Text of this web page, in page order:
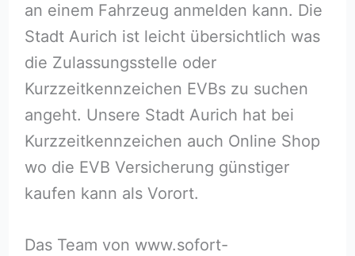
an einem Fahrzeug anmelden kann. Die
Stadt Aurich ist leicht übersichtlich was
die Zulassungsstelle oder
Kurzzeitkennzeichen EVBs zu suchen
angeht. Unsere Stadt Aurich hat bei
Kurzzeitkennzeichen auch Online Shop
wo die EVB Versicherung günstiger
kaufen kann als Vorort.
Das Team von www.sofort-